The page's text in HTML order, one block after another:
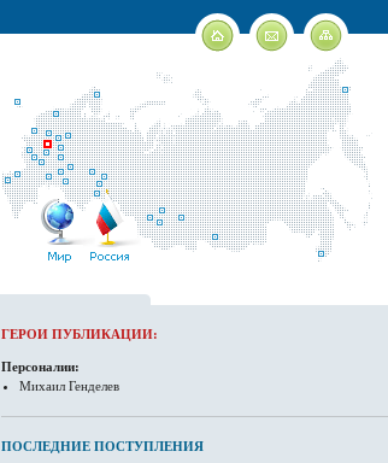
ГЕРОИ ПУБЛИКАЦИИ:
Персоналии:
Михаил Генделев
ПОСЛЕДНИЕ ПОСТУПЛЕНИЯ